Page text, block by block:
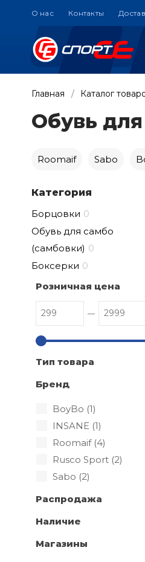
О нас Контакты
Главная Каталог
Обувь
Roomaif Sabo
Категория
Борцовки 0
Обувь для самбо
(самбовки) 0
Боксерки 0
Розничная цена
Тип товара
Бренд
BoyBo (1)
INSANE (1)
Roomaif (4)
Rusco Sport (2)
Sabo (2)
Распродажа
Наличие
Магазины